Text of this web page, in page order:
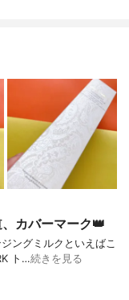
カバーマーク👑
ングミルクといえばこ
ト…続きを見る